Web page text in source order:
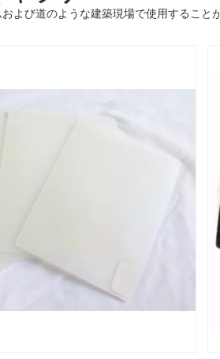
よび道のような建築現場で使用すること